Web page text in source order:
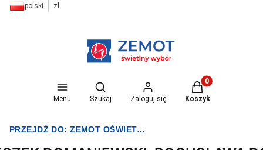
polski zł
Menu
Otwórz wyszukiwarkę
Szukaj Zaloguj się
Produkty w
Koszyk
PRZEJDŹ DO:ZEMOT OŚWIETLENIE I ELEKTRYKA